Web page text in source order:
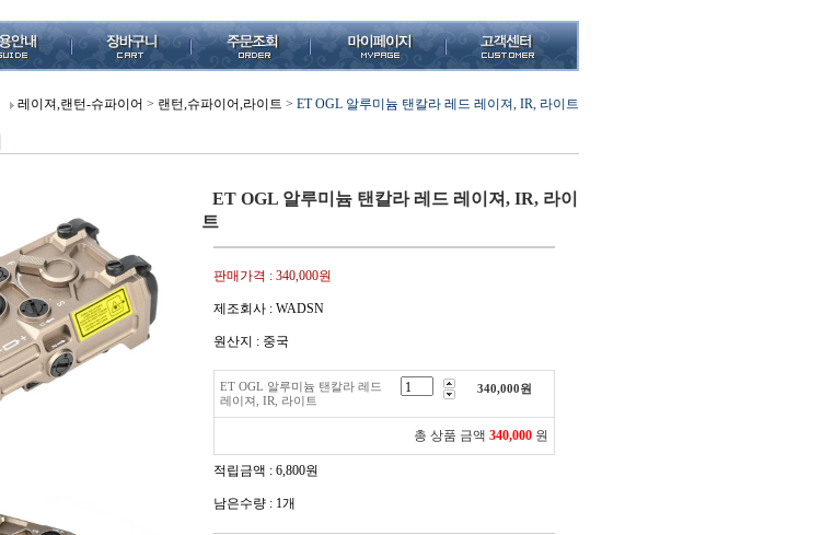
레이져,랜턴-슈파이어 > 랜턴,슈파이어,라이트 > ET OGL 알루미늄 탠칼라 레드 레이져, IR, 라이트
ET OGL 알루미늄 탠칼라 레드 레이져, IR, 라이
트
판매가격 : 340,000원
제조회사 : WADSN
원산지 : 중국
ET OGL 알루미늄 탠칼라 레드
레이져, IR, 라이트
340,000원
총 상품 금액 340,000 원
적립금액 : 6,800원
남은수량 : 1개